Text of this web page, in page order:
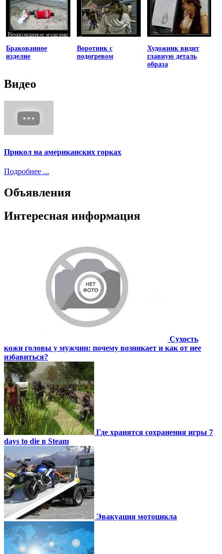
Бракованное
изделие
Воротник с
подогревом
Художник видит
главную деталь
образа
Видео
Прикол на американских горках
Подробнее ...
Объявления
Интересная информация
Сухость
кожи головы у мужчин: почему возникает и как от нее
избавиться?
Где хранятся сохранения игры 7
days to die в Steam
Эвакуация мотоцикла